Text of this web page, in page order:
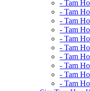
- Tam
- Tam
- Tam
- Tam
- Tam
- Tam
- Tam
- Tam
- Tam
- Tam